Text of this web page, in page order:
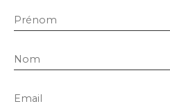
Prénom
Nom
Email